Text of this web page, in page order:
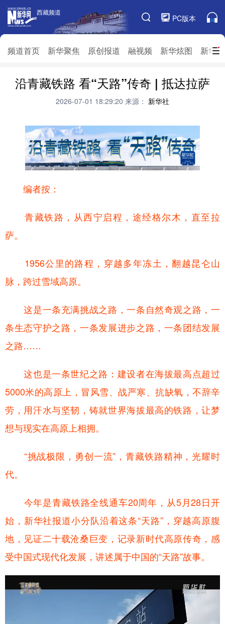
西藏频道
PC版本
频道首页 新华聚焦 原创报道 融视频 新华炫图 新华
西藏频道
频道栏目
频道首页 新华聚焦 原创报道
融视频
新华访谈 新华云直播
推广信息
沿青藏铁路 看“天路”传奇 | 抵达拉萨
2026-07-01 18:29:20 来源： 新华社
编者按：
青藏铁路，从西宁启程，途经格尔木，直至拉
萨。
1956公里的路程，穿越多年冻土，翻越昆仑山
脉，跨过雪域高原。
这是一条充满挑战之路，一条自然奇观之路，一
条生态守护之路，一条发展进步之路，一条团结发展
之路……
这也是一条世纪之路：建设者在海拔最高点超过
5000米的高原上，冒风雪、战严寒、抗缺氧，不辞辛
劳，用汗水与坚韧，铸就世界海拔最高的铁路，让梦
想与现实在高原上相拥。
“挑战极限，勇创一流”，青藏铁路精神，光耀时
代。
今年是青藏铁路全线通车20周年，从5月28日开
始，新华社报道小分队沿着这条“天路”，穿越高原腹
地，见证二十载沧桑巨变，记录新时代高原传奇，感
受中国式现代化发展，讲述属于中国的“天路”故事。